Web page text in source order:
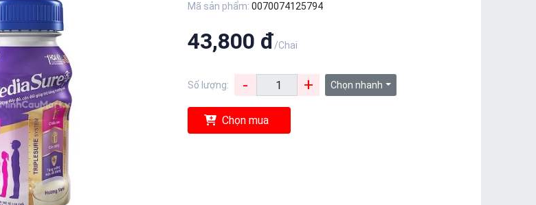
Mã sản phẩm: 0070074125794
43,800 đ/Chai
Số lượng: - + Chọn nhanh
Chọn mua